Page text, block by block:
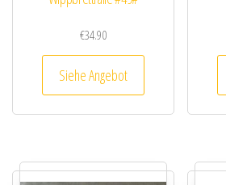
€34.90
Siehe Angebot